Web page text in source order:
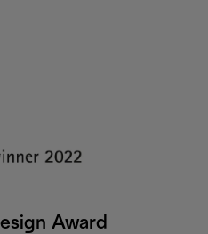
Award